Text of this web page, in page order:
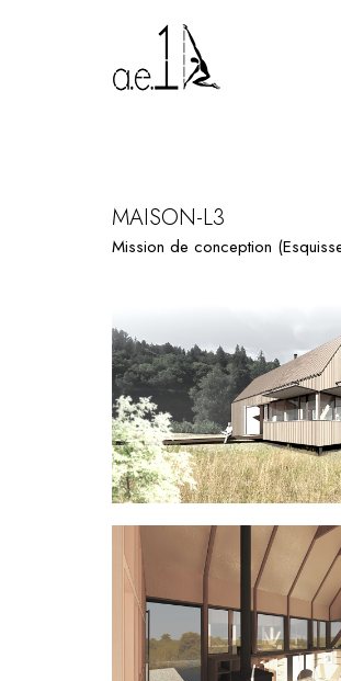
PROJECT
MAISON-L3
Mission de conception